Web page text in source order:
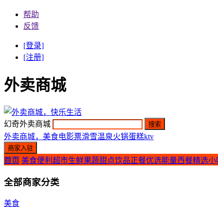
帮助
反馈
[登录]
[注册]
外卖商城
幻奇外卖商城
外卖商城，美食电影票滑雪温泉火锅蛋糕ktv
首页 美食便利超市生鲜果蔬甜点饮品正餐优选能量西餐精选小
全部商家分类
美食